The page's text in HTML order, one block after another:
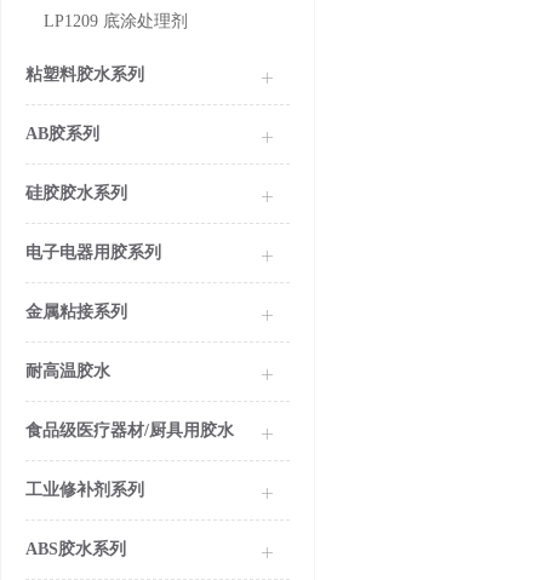
LP1209 底涂处理剂
粘塑料胶水系列
AB胶系列
硅胶胶水系列
电子电器用胶系列
金属粘接系列
耐高温胶水
食品级医疗器材/厨具用胶水
工业修补剂系列
ABS胶水系列